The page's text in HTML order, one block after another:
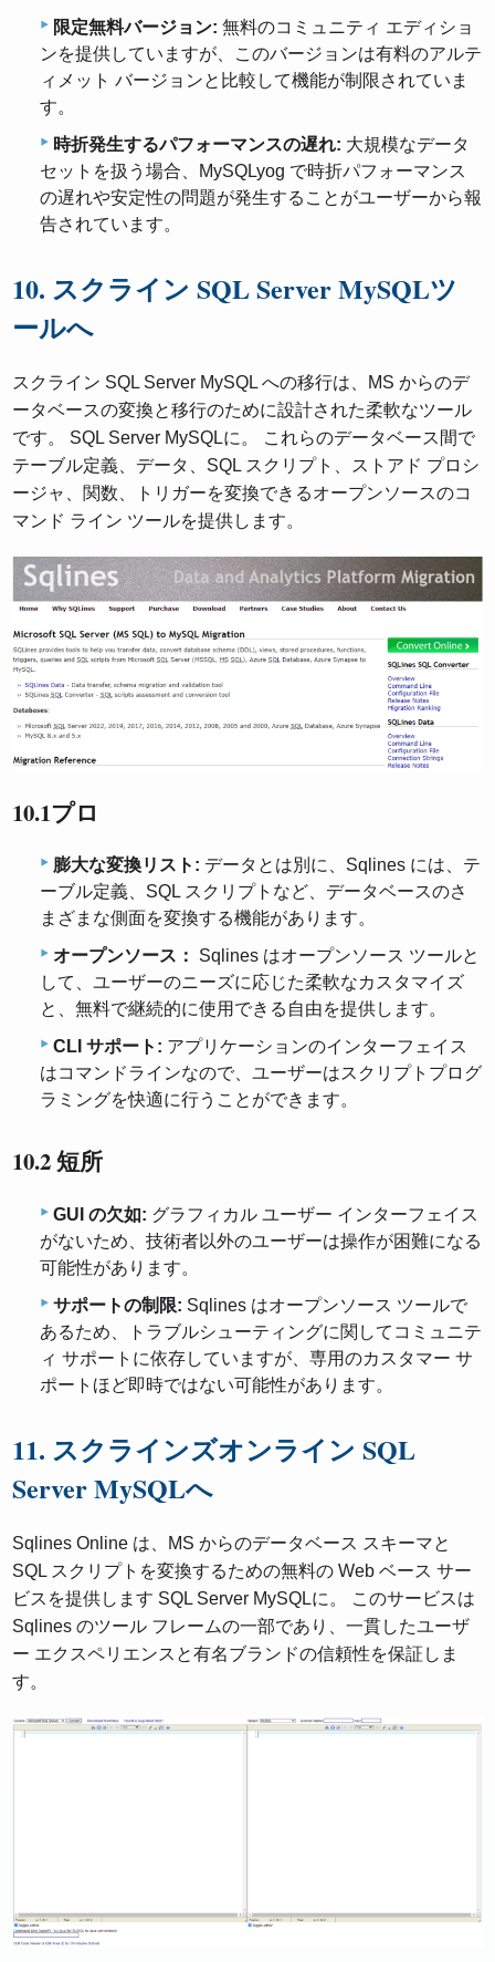
限定無料バージョン: 無料のコミュニティ エディショ
ンを提供していますが、このバージョンは有料のアルテ
ィメット バージョンと比較して機能が制限されていま
す。
時折発生するパフォーマンスの遅れ: 大規模なデータ
セットを扱う場合、MySQLyog で時折パフォーマンス
の遅れや安定性の問題が発生することがユーザーから報
告されています。
10. スクライン SQL Server MySQLツ
ールへ
スクライン SQL Server MySQL への移行は、MS からのデ
ータベースの変換と移行のために設計された柔軟なツール
です。 SQL Server MySQLに。 これらのデータベース間で
テーブル定義、データ、SQL スクリプト、ストアド プロシ
ージャ、関数、トリガーを変換できるオープンソースのコ
マンド ライン ツールを提供します。
10.1プロ
膨大な変換リスト: データとは別に、Sqlines には、テ
ーブル定義、SQL スクリプトなど、データベースのさ
まざまな側面を変換する機能があります。
オープンソース：
Sqlines はオープンソース ツールと
して、ユーザーのニーズに応じた柔軟なカスタマイズ
と、無料で継続的に使用できる自由を提供します。
CLI サポート: アプリケーションのインターフェイス
はコマンドラインなので、ユーザーはスクリプトプログ
ラミングを快適に行うことができます。
10.2 短所
GUI の欠如: グラフィカル ユーザー インターフェイス
がないため、技術者以外のユーザーは操作が困難になる
可能性があります。
サポートの制限: Sqlines はオープンソース ツールで
あるため、トラブルシューティングに関してコミュニテ
ィ サポートに依存していますが、専用のカスタマー サ
ポートほど即時ではない可能性があります。
11. スクラインズオンライン SQL
Server MySQLへ
Sqlines Online は、MS からのデータベース スキーマと
SQL スクリプトを変換するための無料の Web ベース サー
ビスを提供します SQL Server MySQLに。 このサービスは
Sqlines のツール フレームの一部であり、一貫したユーザ
ー エクスペリエンスと有名ブランドの信頼性を保証しま
す。